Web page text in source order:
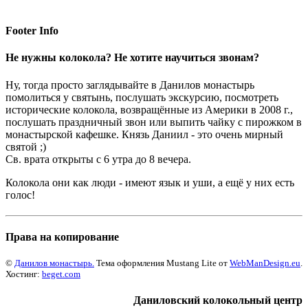
Footer Info
Не нужны колокола? Не хотите научиться звонам?
Ну, тогда просто заглядывайте в Данилов монастырь
помолиться у святынь, послушать экскурсию, посмотреть
исторические колокола, возвращённые из Америки в 2008 г.,
послушать праздничный звон или выпить чайку с пирожком в
монастырской кафешке. Князь Даниил - это очень мирный
святой ;)
Св. врата открыты с 6 утра до 8 вечера.
Колокола они как люди - имеют язык и уши, а ещё у них есть
голос!
Права на копирование
© Данилов монастырь. Тема оформления Mustang Lite от WebManDesign.eu.
Хостинг: beget.com
Даниловский колокольный центр